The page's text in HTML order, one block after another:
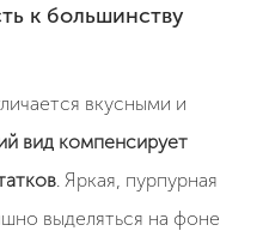
к большинству
вкусными и
вид компенсирует
. Яркая, пурпурная
выделяться на фоне